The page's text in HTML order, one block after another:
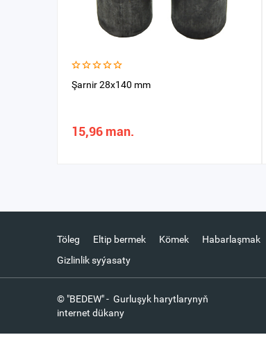
Şarnir 28x140 mm
15,96 man.
Töleg Eltip bermek Kömek
Habarlaşmak
Gizlinlik syýasaty
© "BEDEW" - Gurluşyk harytlarynyň
internet dükany